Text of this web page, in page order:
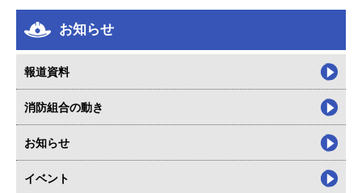
お知らせ
報道資料
消防組合の動き
お知らせ
イベント